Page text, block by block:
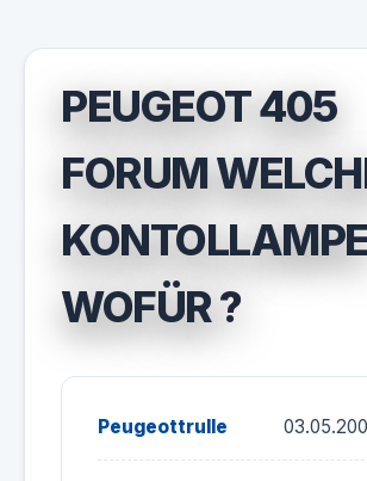
PEUGEOT 405
FORUM
KONTOLLAMPE
WOFÜR ?
Peugeottrulle